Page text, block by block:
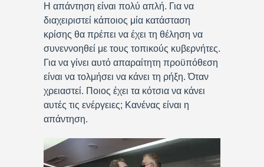
Η απάντηση είναι πολύ απλή. Για να
διαχειριστεί κάποιος μία κατάσταση
κρίσης θα πρέπει να έχει τη θέληση να
συνεννοηθεί με τους τοπικούς κυβερνήτες.
Για να γίνει αυτό απαραίτητη προϋπόθεση
είναι να τολμήσει να κάνει τη ρήξη. Όταν
χρειαστεί. Ποιος έχει τα κότσια να κάνει
αυτές τις ενέργειες; Κανένας είναι η
απάντηση.